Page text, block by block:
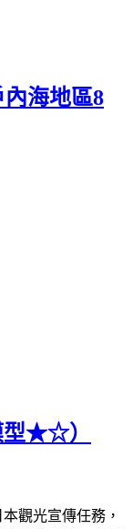
內海地區8
型★☆）
觀光宣傳任務，